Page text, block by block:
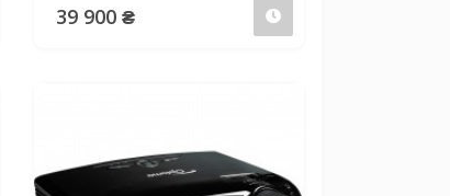
Предзаказ39 900 ₴